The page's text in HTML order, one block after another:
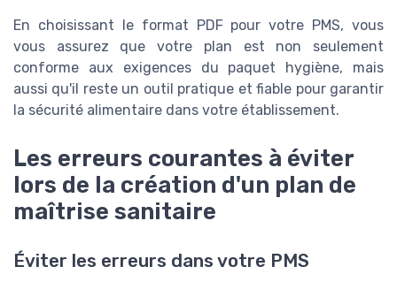
En choisissant le format PDF pour votre PMS, vous
vous assurez que votre plan est non seulement
conforme aux exigences du paquet hygiène, mais
aussi qu'il reste un outil pratique et fiable pour garantir
la sécurité alimentaire dans votre établissement.
Les erreurs courantes à éviter
lors de la création d'un plan de
maîtrise sanitaire
Éviter les erreurs dans votre PMS